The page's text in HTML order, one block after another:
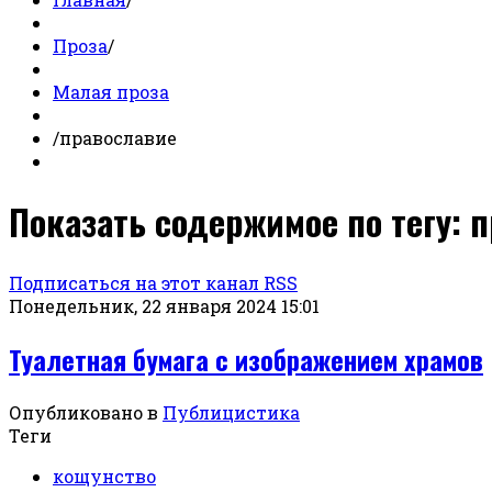
Проза/
Малая проза
/православие
Показать содержимое по тегу:
Подписаться на этот канал RSS
Понедельник, 22 января 2024 15:01
Туалетная бумага с изображением храмов
Опубликовано в Публицистика
Теги
кощунство